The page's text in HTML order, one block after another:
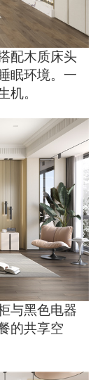
配木质床头
眠环境。一
机。
与黑色电器
的共享空